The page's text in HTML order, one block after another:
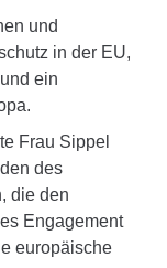
und
in der EU,
ein
Frau Sippel
des
die den
Engagement
europäische